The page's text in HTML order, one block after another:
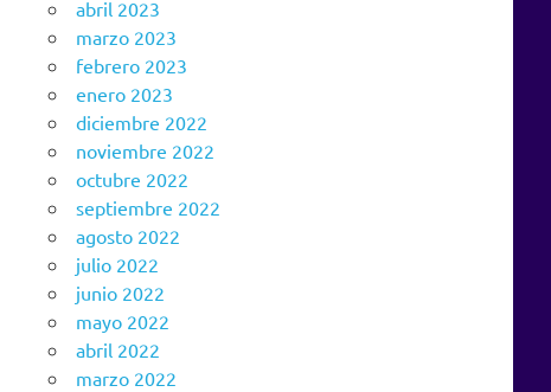
abril 2023
marzo 2023
febrero 2023
enero 2023
diciembre 2022
noviembre 2022
octubre 2022
septiembre 2022
agosto 2022
julio 2022
junio 2022
mayo 2022
abril 2022
marzo 2022